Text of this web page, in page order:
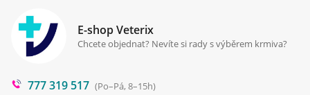
Cookies a podmínky používání
Klinika Prostějov
Poradna
Blog
E-shop Veterix
Chcete objednat? Nevíte si rady s výběrem krmiva?
777 319 517 (Po–Pá, 8–15h)